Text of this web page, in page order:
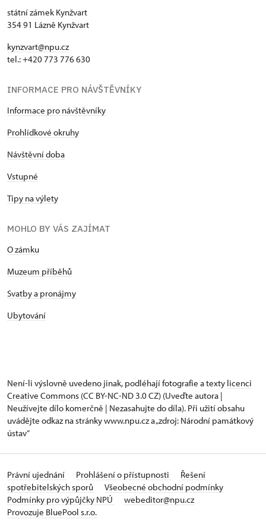
státní zámek Kynžvart
354 91 Lázně Kynžvart
kynzvart@npu.cz
tel.: +420 773 776 630
INFORMACE PRO NÁVŠTĚVNÍKY
Informace pro návštěvníky
Prohlídkové okruhy
Návštěvní doba
Vstupné
Tipy na výlety
MOHLO BY VÁS ZAJÍMAT
O zámku
Muzeum příběhů
Svatby a pronájmy
Ubytování
Není-li výslovně uvedeno jinak, podléhají fotografie a texty licenci
Creative Commons (CC BY-NC-ND 3.0 CZ) (Uveďte autora |
Neužívejte dílo komerčně | Nezasahujte do díla). Při užití obsahu
uvádějte odkaz na stránky www.npu.cz a „zdroj: Národní památkový
ústav“
Právní ujednání Prohlášení o přístupnosti
Řešení
spotřebitelských sporů
Všeobecné obchodní podmínky
Podmínky pro výpůjčky NPÚ
webeditor@npu.cz
Provozuje BluePool s.r.o.